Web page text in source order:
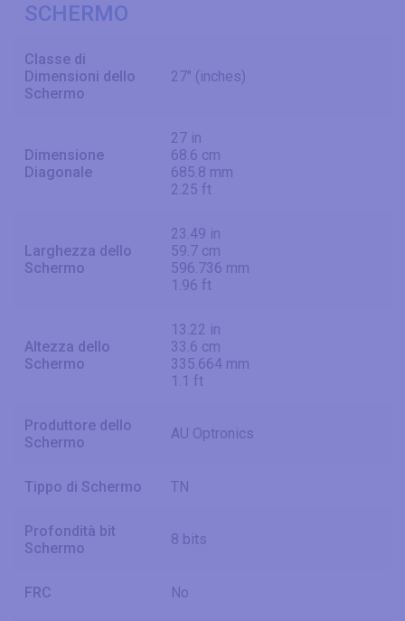
SCHERMO
Classe di
Dimensioni dello
Schermo
27" (inches)
Dimensione
Diagonale
27 in
68.6 cm
685.8 mm
2.25 ft
Larghezza dello
Schermo
23.49 in
59.7 cm
596.736 mm
1.96 ft
Altezza dello
Schermo
13.22 in
33.6 cm
335.664 mm
1.1 ft
Produttore dello
Schermo
AU Optronics
Tippo di Schermo TN
Profondità bit
Schermo
8 bits
FRC No